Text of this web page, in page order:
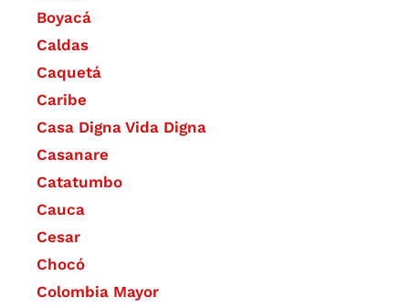
Boyacá
Caldas
Caquetá
Caribe
Casa Digna Vida Digna
Casanare
Catatumbo
Cauca
Cesar
Chocó
Colombia Mayor